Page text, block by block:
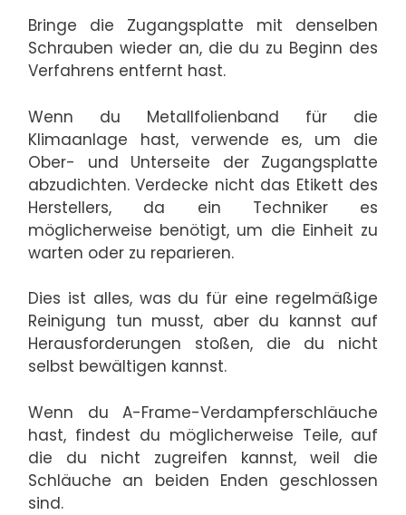
Bringe die Zugangsplatte mit denselben
Schrauben wieder an, die du zu Beginn des
Verfahrens entfernt hast.
Wenn du Metallfolienband für die
Klimaanlage hast, verwende es, um die
Ober- und Unterseite der Zugangsplatte
abzudichten. Verdecke nicht das Etikett des
Herstellers, da ein Techniker es
möglicherweise benötigt, um die Einheit zu
warten oder zu reparieren.
Dies ist alles, was du für eine regelmäßige
Reinigung tun musst, aber du kannst auf
Herausforderungen stoßen, die du nicht
selbst bewältigen kannst.
Wenn du A-Frame-Verdampferschläuche
hast, findest du möglicherweise Teile, auf
die du nicht zugreifen kannst, weil die
Schläuche an beiden Enden geschlossen
sind.